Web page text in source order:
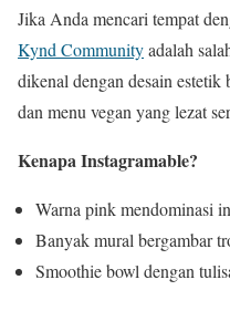
Jika Anda mencari tempat
Kynd Communityadalah
dikenal dengan desain
dan menu vegan yang lezat
Kenapa Instagramable?
Warna pink mendominasi
Banyak mural bergambar
Smoothie bowl dengan